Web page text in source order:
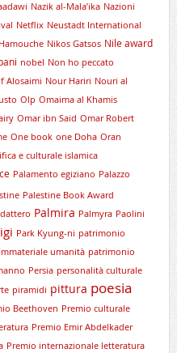
Nazik al-Mala’ika Nazioni
Netflix Neustadt International
Nikos Gatsos Nile award
nobel Non ho peccato
Alosaimi Nour Hariri Nouri al
Olp Omaima al Khamis
Omar ibn Said Omar Robert
One book one Doha Oran
e culturale islamica
Palamento egiziano Palazzo
Palestine Book Award
Palmira Palmyra Paolini
Park Kyung-ni patrimonio
umanità patrimonio
Persia personalità culturale
piramidi pittura poesia
Beethoven Premio culturale
Premio Emir Abdelkader
Premio internazionale letteratura